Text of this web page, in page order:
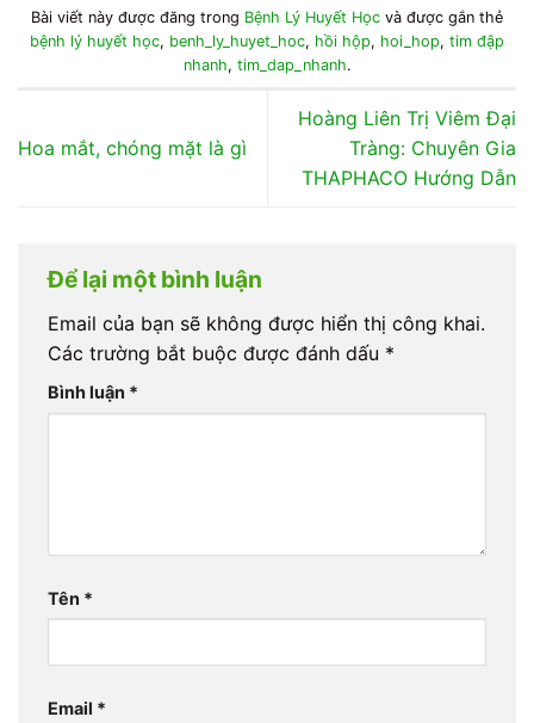
Bài viết này được đăng trong Bệnh Lý Huyết Học và được gắn thẻ
bệnh lý huyết học, benh_ly_huyet_hoc, hồi hộp, hoi_hop, tim đập
nhanh, tim_dap_nhanh.
Hoa mắt, chóng mặt là gì
Hoàng Liên Trị Viêm Đại
Tràng: Chuyên Gia
THAPHACO Hướng Dẫn
Để lại một bình luận
Email của bạn sẽ không được hiển thị công khai.
Các trường bắt buộc được đánh dấu *
Bình luận *
Tên *
Email *